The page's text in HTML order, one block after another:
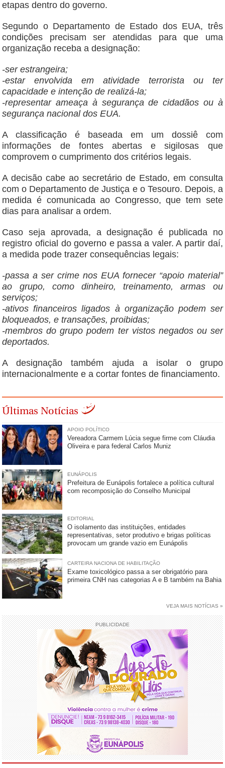
etapas dentro do governo.
Segundo o Departamento de Estado dos EUA, três
condições precisam ser atendidas para que uma
organização receba a designação:
-ser estrangeira;
-estar envolvida em atividade terrorista ou ter
capacidade e intenção de realizá-la;
-representar ameaça à segurança de cidadãos ou à
segurança nacional dos EUA.
A classificação é baseada em um dossiê com
informações de fontes abertas e sigilosas que
comprovem o cumprimento dos critérios legais.
A decisão cabe ao secretário de Estado, em consulta
com o Departamento de Justiça e o Tesouro. Depois, a
medida é comunicada ao Congresso, que tem sete
dias para analisar a ordem.
Caso seja aprovada, a designação é publicada no
registro oficial do governo e passa a valer. A partir daí,
a medida pode trazer consequências legais:
-passa a ser crime nos EUA fornecer “apoio material”
ao grupo, como dinheiro, treinamento, armas ou
serviços;
-ativos financeiros ligados à organização podem ser
bloqueados, e transações, proibidas;
-membros do grupo podem ter vistos negados ou ser
deportados.
A designação também ajuda a isolar o grupo
internacionalmente e a cortar fontes de financiamento.
Últimas Notícias
APOIO POLÍTICO
Vereadora Carmem Lúcia segue firme com Cláudia
Oliveira e para federal Carlos Muniz
EUNÁPOLIS
Prefeitura de Eunápolis fortalece a política cultural
com recomposição do Conselho Municipal
EDITORIAL
O isolamento das instituições, entidades
representativas, setor produtivo e brigas políticas
provocam um grande vazio em Eunápolis
CARTEIRA NACIONA DE HABILITAÇÃO
Exame toxicológico passa a ser obrigatório para
primeira CNH nas categorias A e B também na Bahia
VEJA MAIS NOTÍCIAS »
PUBLICIDADE